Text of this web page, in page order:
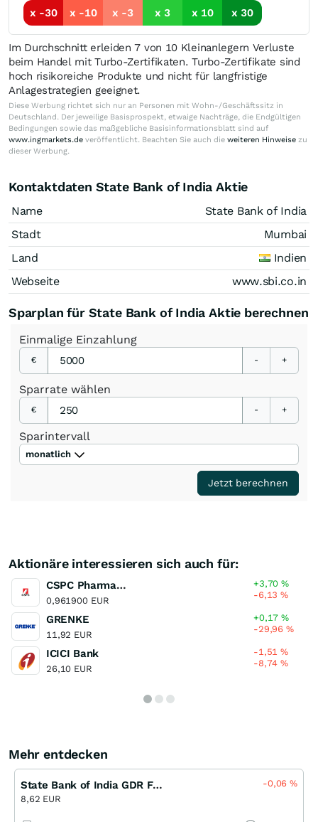
x -30
x -10 x -3 x 3 x 10 x 30
Im Durchschnitt erleiden 7 von 10 Kleinanlegern Verluste
beim Handel mit Turbo-Zertifikaten. Turbo-Zertifikate sind
hoch risikoreiche Produkte und nicht für langfristige
Anlagestrategien geeignet.
Diese Werbung richtet sich nur an Personen mit Wohn-/Geschäftssitz in
Deutschland. Der jeweilige Basisprospekt, etwaige Nachträge, die Endgültigen
Bedingungen sowie das maßgebliche Basisinformationsblatt sind auf
www.ingmarkets.de veröffentlicht. Beachten Sie auch die weiteren Hinweise zu
dieser Werbung.
Kontaktdaten State Bank of India Aktie
Name
State Bank of India
Stadt
Mumbai
Land
Indien
Webseite
www.sbi.co.in
Sparplan für State Bank of India Aktie berechnen
Einmalige Einzahlung
€ - +
Sparrate wählen
€ - +
Sparintervall
monatlich
Jetzt berechnen
Aktionäre interessieren sich auch für:
CSPC Pharmaceutical Group
0,961900 EUR
+3,70%
-6,13%
GRENKE
11,92 EUR
+0,17%
-29,96%
ICICI Bank
26,10 EUR
-1,51%
-8,74%
Mehr entdecken
State Bank of India GDR Faktor 2x Short Open End (MS)
8,62 EUR
-0,06%